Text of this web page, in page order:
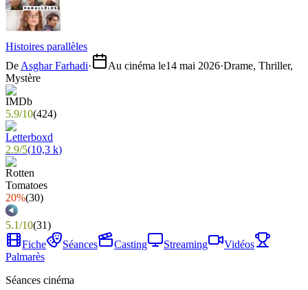
Histoires parallèles
De Asghar Farhadi· Au cinéma le14 mai 2026·Drame, Thriller,
Mystère
5.9/10(424)
2.9/5(10,3 k)
20%(30)
5.1/10(31)
Fiche
Séances Casting Streaming
Vidéos
Palmarès
Séances cinéma